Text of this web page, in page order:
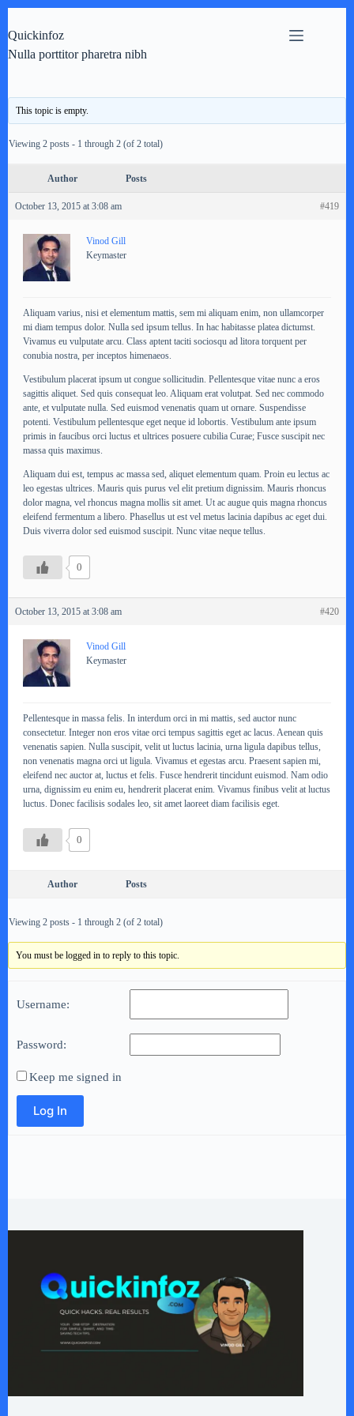
to
content
Quickinfoz
Nulla porttitor pharetra nibh
This topic is empty.
Viewing 2 posts - 1 through 2 (of 2 total)
Author Posts
October 13, 2015 at 3:08 am #419
Vinod Gill
Keymaster
Aliquam varius, nisi et elementum mattis, sem mi aliquam enim, non ullamcorper
mi diam tempus dolor. Nulla sed ipsum tellus. In hac habitasse platea dictumst.
Vivamus eu vulputate arcu. Class aptent taciti sociosqu ad litora torquent per
conubia nostra, per inceptos himenaeos.
Vestibulum placerat ipsum ut congue sollicitudin. Pellentesque vitae nunc a eros
sagittis aliquet. Sed quis consequat leo. Aliquam erat volutpat. Sed nec commodo
ante, et vulputate nulla. Sed euismod venenatis quam ut ornare. Suspendisse
potenti. Vestibulum pellentesque eget neque id lobortis. Vestibulum ante ipsum
primis in faucibus orci luctus et ultrices posuere cubilia Curae; Fusce suscipit nec
massa quis maximus.
Aliquam dui est, tempus ac massa sed, aliquet elementum quam. Proin eu lectus ac
leo egestas ultrices. Mauris quis purus vel elit pretium dignissim. Mauris rhoncus
dolor magna, vel rhoncus magna mollis sit amet. Ut ac augue quis magna rhoncus
eleifend fermentum a libero. Phasellus ut est vel metus lacinia dapibus ac eget dui.
Duis viverra dolor sed euismod suscipit. Nunc vitae neque tellus.
0
October 13, 2015 at 3:08 am #420
Vinod Gill
Keymaster
Pellentesque in massa felis. In interdum orci in mi mattis, sed auctor nunc
consectetur. Integer non eros vitae orci tempus sagittis eget ac lacus. Aenean quis
venenatis sapien. Nulla suscipit, velit ut luctus lacinia, urna ligula dapibus tellus,
non venenatis magna orci ut ligula. Vivamus et egestas arcu. Praesent sapien mi,
eleifend nec auctor at, luctus et felis. Fusce hendrerit tincidunt euismod. Nam odio
urna, dignissim eu enim eu, hendrerit placerat enim. Vivamus finibus velit at luctus
luctus. Donec facilisis sodales leo, sit amet laoreet diam facilisis eget.
0
Author Posts
Viewing 2 posts - 1 through 2 (of 2 total)
You must be logged in to reply to this topic.
Username:
Password:
Keep me signed in
Log In